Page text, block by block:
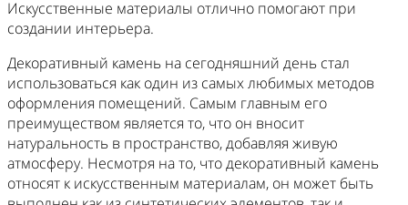
Искусственные материалы отлично помогают при
создании интерьера.
Декоративный камень на сегодняшний день стал
использоваться как один из самых любимых методов
оформления помещений. Самым главным его
преимуществом является то, что он вносит
натуральность в пространство, добавляя живую
атмосферу. Несмотря на то, что декоративный камень
относят к искусственным материалам, он может быть